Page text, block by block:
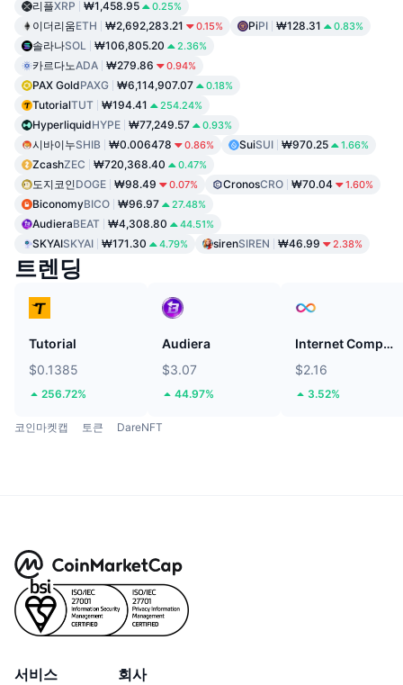
리플XRP ₩1,458.95 0.25%
이더리움ETH ₩2,692,283.21 0.15% PiPI ₩128.31 0.83%
솔라나SOL ₩106,805.20 2.36%
카르다노ADA ₩279.86 0.94%
PAX GoldPAXG ₩6,114,907.07 0.18%
TutorialTUT ₩194.41 254.24%
HyperliquidHYPE ₩77,249.57 0.93%
시바이누SHIB ₩0.006478 0.86% SuiSUI ₩970.25 1.66%
ZcashZEC ₩720,368.40 0.47%
도지코인DOGE ₩98.49 0.07% CronosCRO ₩70.04 1.60%
BiconomyBICO ₩96.97 27.48%
AudieraBEAT ₩4,308.80 44.51%
SKYAISKYAI ₩171.30 4.79% sirenSIREN ₩46.99 2.38%
트렌딩
Tutorial
$0.1385
256.72%
Audiera
$3.07
44.97%
Internet Computer
$2.16
3.52%
코인마켓캡 토큰 DareNFT
서비스 회사